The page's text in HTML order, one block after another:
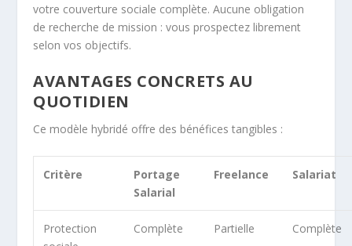
votre couverture sociale complète. Aucune obligation
de recherche de mission : vous prospectez librement
selon vos objectifs.
AVANTAGES CONCRETS AU
QUOTIDIEN
Ce modèle hybridé offre des bénéfices tangibles :
Critère
Portage
Salarial
Freelance Salariat
Protection
Complète Partielle Complète